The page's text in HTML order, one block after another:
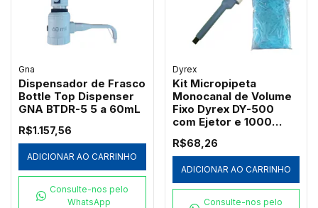
Gna
Dispensador de Frasco
Bottle Top Dispenser
GNA BTDR-5 5 a 60mL
R$1.157,56
ADICIONAR AO CARRINHO
Consulte-nos pelo
WhatsApp
Dyrex
Kit Micropipeta
Monocanal de Volume
Fixo Dyrex DY-500
com Ejetor e 1000
Redplast 500µL
R$68,26
ADICIONAR AO CARRINHO
Consulte-nos pelo